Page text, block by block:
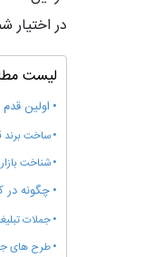
در اختیار
لیست
اولین
ساخت برند
شناخت
چگونه در کمتر از 8 ثانیه
جملات
طرح های